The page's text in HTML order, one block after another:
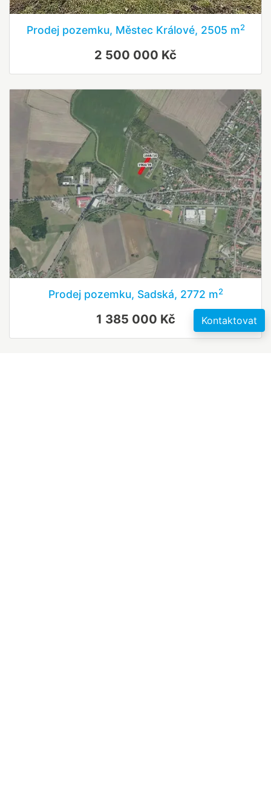
Prodej pozemku, Městec Králové, 2505 m2
2 500 000 Kč
Prodej pozemku, Sadská, 2772 m2
1 385 000 Kč Kontaktovat